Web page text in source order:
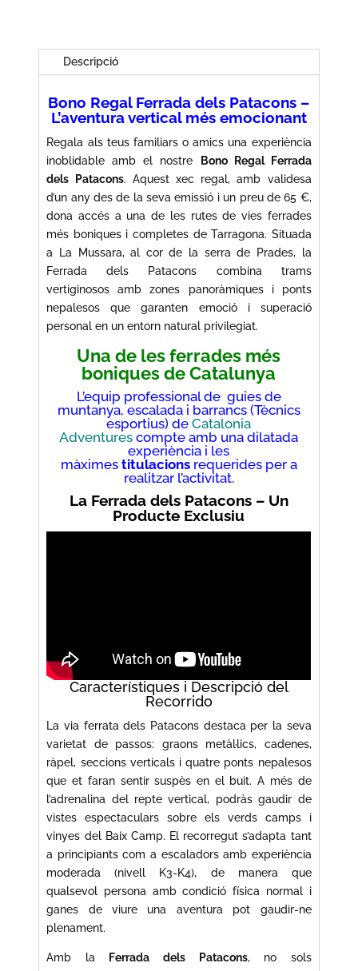
Descripció
Bono Regal Ferrada dels Patacons –
L’aventura vertical més emocionant
Regala als teus familiars o amics una experiència
inoblidable amb el nostre
Bono Regal Ferrada
dels Patacons. Aquest xec regal, amb validesa
d’un any des de la seva emissió i un preu de 65 €,
dona accés a una de les rutes de vies ferrades
més boniques i completes de Tarragona. Situada
a La Mussara, al cor de la serra de Prades, la
Ferrada dels Patacons combina trams
vertiginosos amb zones panoràmiques i ponts
nepalesos que garanten emoció i superació
personal en un entorn natural privilegiat.
Una de les ferrades més
boniques de Catalunya
L’equip professional de guies de
muntanya, escalada i barrancs (Tècnics
esportius) deCatalonia
Adventures compte amb una dilatada
experiència i les
màximes titulacionsrequerides per a
realitzar l’activitat.
La Ferrada dels Patacons – Un
Producte Exclusiu
Característiques i Descripció del
Recorrido
La via ferrata dels Patacons destaca per la seva
varietat de passos: graons metàl·lics, cadenes,
ràpel, seccions verticals i quatre ponts nepalesos
que et faran sentir suspès en el buit. A més de
l’adrenalina del repte vertical, podràs gaudir de
vistes espectaculars sobre els verds camps i
vinyes del Baix Camp. El recorregut s’adapta tant
a principiants com a escaladors amb experiència
moderada (nivell K3-K4), de manera que
qualsevol persona amb condició física normal i
ganes de viure una aventura pot gaudir-ne
plenament.
Amb la Ferrada dels Patacons, no sols